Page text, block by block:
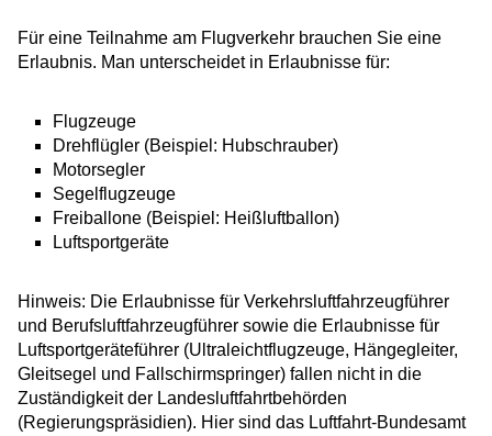
Für eine Teilnahme am Flugverkehr brauchen Sie eine
Erlaubnis. Man unterscheidet in Erlaubnisse für:
Flugzeuge
Drehflügler (Beispiel: Hubschrauber)
Motorsegler
Segelflugzeuge
Freiballone (Beispiel: Heißluftballon)
Luftsportgeräte
Hinweis: Die Erlaubnisse für Verkehrsluftfahrzeugführer
und Berufsluftfahrzeugführer sowie die Erlaubnisse für
Luftsportgeräteführer (Ultraleichtflugzeuge, Hängegleiter,
Gleitsegel und Fallschirmspringer) fallen nicht in die
Zuständigkeit der Landesluftfahrtbehörden
(Regierungspräsidien). Hier sind das Luftfahrt-Bundesamt